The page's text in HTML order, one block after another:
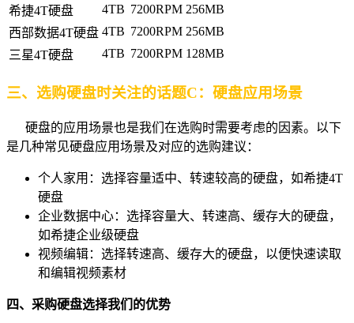
希捷4T硬盘
4TB 7200RPM 256MB
西部数据4T硬盘 4TB 7200RPM 256MB
三星4T硬盘
4TB 7200RPM 128MB
三、选购硬盘时关注的话题C：硬盘应用场景
硬盘的应用场景也是我们在选购时需要考虑的因素。以下
是几种常见硬盘应用场景及对应的选购建议：
个人家用：选择容量适中、转速较高的硬盘，如希捷4T
硬盘
企业数据中心：选择容量大、转速高、缓存大的硬盘，
如希捷企业级硬盘
视频编辑：选择转速高、缓存大的硬盘，以便快速读取
和编辑视频素材
四、采购硬盘选择我们的优势